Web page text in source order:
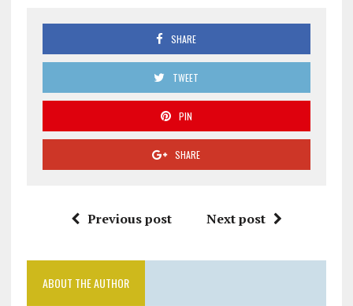
SHARE
TWEET
PIN
SHARE
Previous post Next post
ABOUT THE AUTHOR